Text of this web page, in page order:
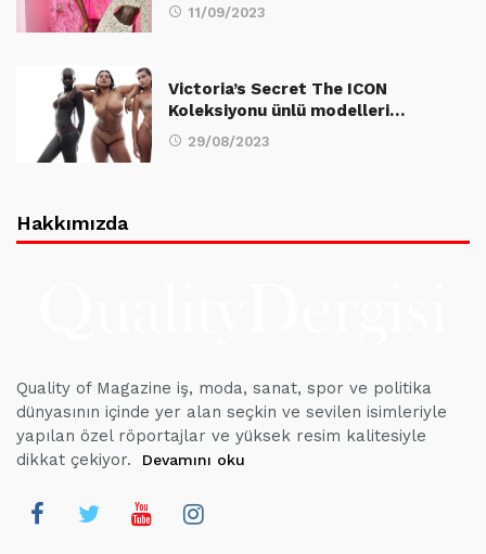
11/09/2023
Victoria’s Secret The ICON
Koleksiyonu ünlü modelleri…
29/08/2023
Hakkımızda
Quality of Magazine iş, moda, sanat, spor ve politika
dünyasının içinde yer alan seçkin ve sevilen isimleriyle
yapılan özel röportajlar ve yüksek resim kalitesiyle
dikkat çekiyor.
Devamını oku